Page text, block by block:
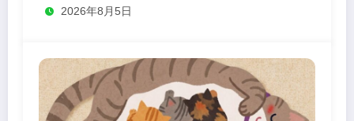
2026年8月5日